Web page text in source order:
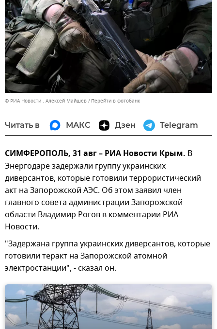
© РИА Новости . Алексей Майшев Перейти в фотобанк
Читать в МАКС Дзен Telegram
СИМФЕРОПОЛЬ, 31 авг – РИА Новости Крым. В
Энергодаре задержали группу украинских
диверсантов, которые готовили террористический
акт на Запорожской АЭС. Об этом заявил член
главного совета администрации Запорожской
области Владимир Рогов в комментарии РИА
Новости.
"Задержана группа украинских диверсантов, которые
готовили теракт на Запорожской атомной
электростанции", - сказал он.